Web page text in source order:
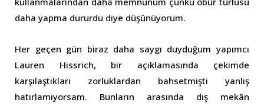
daha yapma dururdu diye düşünüyorum.
Her geçen gün biraz daha saygı duyduğum yapımcı
Lauren Hissrich, bir açıklamasında çekimde
karşılaştıkları zorluklardan bahsetmişti yanlış
hatırlamıyorsam. Bunların arasında dış mekân